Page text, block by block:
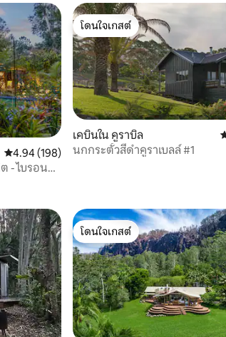
คะแนนเฉลี่ย 4.94 จาก 5, 198 รีวิว
4.94 (198)
- ไบรอนฮิ
โดนใจเกสต์
โดนใจเกสต์
เคบินใน คูราบิล
นกกระตั้วสีดำคูราเบลล์ #1
โดนใจเกสต์
โดนใจเกสต์